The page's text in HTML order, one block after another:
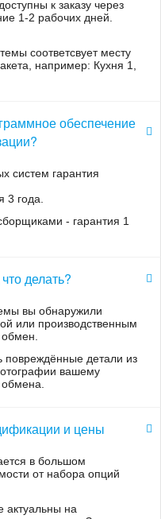
числе отчеты формата
показаниям, а также
следующие функции:
потребления
о неполадках,
сети;
информацию,
времени;
данных надзорным органам,
виде начисления платы за
по потреблению
интуитивно понятный
«Альфа Центр». Они
и стоимостью.
марки «Меркурий»,
свои услуги по
учета
комплексам длительный
к заказу через
1-2 рабочих дней.
соответсвует месту
например: Кухня 1,
обеспечение
систем гарантия
3 года.
- гарантия 1
делать?
вы обнаружили
или производственным
повреждённые детали из
вашему
и цены
в большом
от набора опций
актуальны на